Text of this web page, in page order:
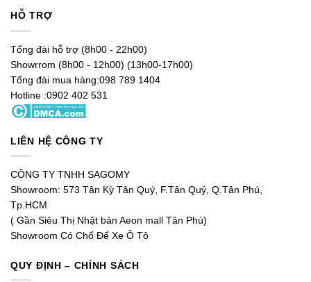
HỖ TRỢ
Tổng đài hỗ trợ (8h00 - 22h00)
Showrrom (8h00 - 12h00) (13h00-17h00)
Tổng đài mua hàng:098 789 1404
Hotline :0902 402 531
LIÊN HỆ CÔNG TY
CÔNG TY TNHH SAGOMY
Showroom: 573 Tân Kỳ Tân Quý, F.Tân Quý, Q.Tân Phú,
Tp.HCM
( Gần Siêu Thị Nhật bản Aeon mall Tân Phú)
Showroom Có Chổ Để Xe Ô Tô
QUY ĐỊNH – CHÍNH SÁCH